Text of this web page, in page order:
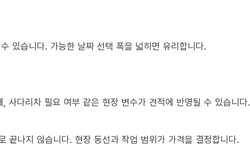
있습니다. 가능한 날짜 선택 폭을 넓히면 유리합니다.
사다리차 필요 여부 같은 현장 변수가 견적에 반영될 수 있습니다.
끝나지 않습니다. 현장 동선과 작업 범위가 가격을 결정합니다.